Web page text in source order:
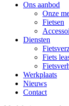
Ons aanbod
Onze
Fietsen
Diensten
Fiets
Werkplaats
Nieuws
Contact